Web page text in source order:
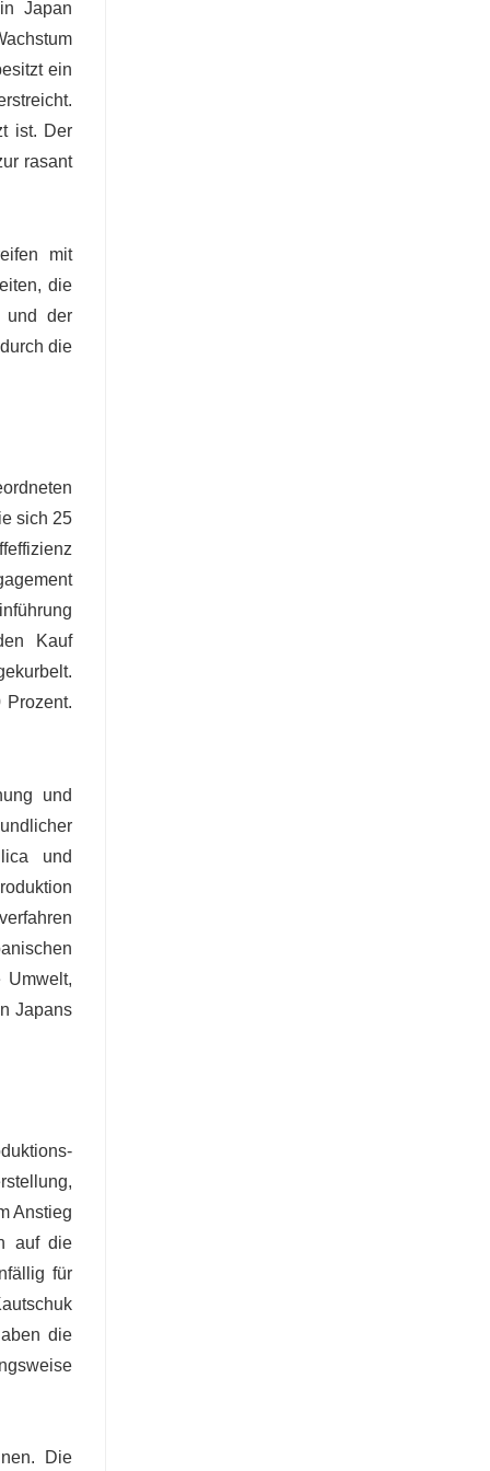
Japan
ein
ist. Der
rasant
mit
die
und der
die
sich 25
Kauf
und
und
Umwelt,
Japans
Anstieg
auf die
für
die
Die